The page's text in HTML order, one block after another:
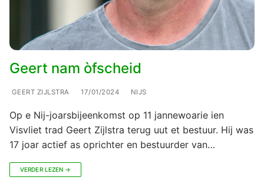
Geert nam òfscheid
GEERT ZIJLSTRA 17/01/2024 NIJS
Op e Nij-joarsbijeenkomst op 11 jannewoarie ien
Visvliet trad Geert Zijlstra terug uut et bestuur. Hij was
17 joar actief as oprichter en bestuurder van…
VERDER LEZEN →